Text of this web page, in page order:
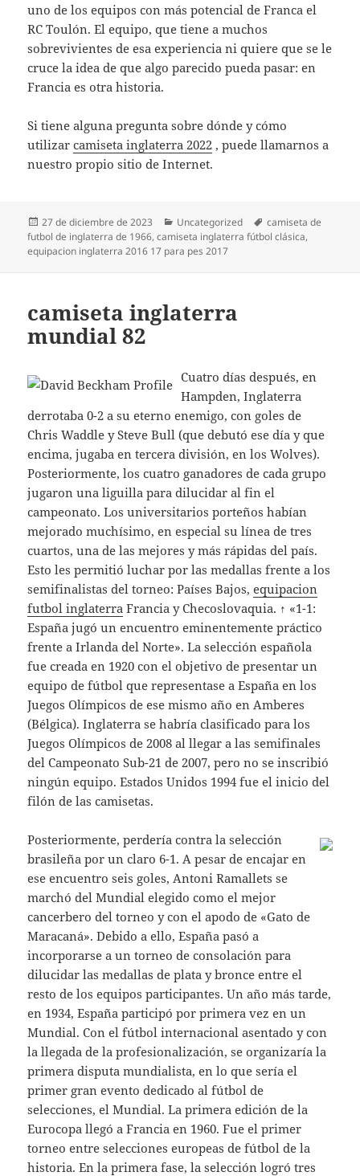
uno de los equipos con más potencial de Franca el
RC Toulón. El equipo, que tiene a muchos
sobrevivientes de esa experiencia ni quiere que se le
cruce la idea de que algo parecido pueda pasar: en
Francia es otra historia.
Si tiene alguna pregunta sobre dónde y cómo
utilizarcamiseta inglaterra 2022 , puede llamarnos a
nuestro propio sitio de Internet.
Publicado
el
27 de diciembre de 2023 Categorías
Uncategorized Etiquetas
camiseta de
futbol de inglaterra de 1966,camiseta inglaterra fútbol clásica,
equipacion inglaterra 2016 17 para pes 2017
camiseta inglaterra
mundial 82
Cuatro días después, en
Hampden, Inglaterra
derrotaba 0-2 a su eterno enemigo, con goles de
Chris Waddle y Steve Bull (que debutó ese día y que
encima, jugaba en tercera división, en los Wolves).
Posteriormente, los cuatro ganadores de cada grupo
jugaron una liguilla para dilucidar al fin el
campeonato. Los universitarios porteños habían
mejorado muchísimo, en especial su línea de tres
cuartos, una de las mejores y más rápidas del país.
Esto les permitió luchar por las medallas frente a los
semifinalistas del torneo: Países Bajos,equipacion
futbol inglaterra Francia y Checoslovaquia. ↑ «1-1:
España jugó un encuentro eminentemente práctico
frente a Irlanda del Norte». La selección española
fue creada en 1920 con el objetivo de presentar un
equipo de fútbol que representase a España en los
Juegos Olímpicos de ese mismo año en Amberes
(Bélgica). Inglaterra se habría clasificado para los
Juegos Olímpicos de 2008 al llegar a las semifinales
del Campeonato Sub-21 de 2007, pero no se inscribió
ningún equipo. Estados Unidos 1994 fue el inicio del
filón de las camisetas.
Posteriormente, perdería contra la selección
brasileña por un claro 6-1. A pesar de encajar en
ese encuentro seis goles, Antoni Ramallets se
marchó del Mundial elegido como el mejor
cancerbero del torneo y con el apodo de «Gato de
Maracaná». Debido a ello, España pasó a
incorporarse a un torneo de consolación para
dilucidar las medallas de plata y bronce entre el
resto de los equipos participantes. Un año más tarde,
en 1934, España participó por primera vez en un
Mundial. Con el fútbol internacional asentado y con
la llegada de la profesionalización, se organizaría la
primera disputa mundialista, en lo que sería el
primer gran evento dedicado al fútbol de
selecciones, el Mundial. La primera edición de la
Eurocopa llegó a Francia en 1960. Fue el primer
torneo entre selecciones europeas de fútbol de la
historia. En la primera fase, la selección logró tres